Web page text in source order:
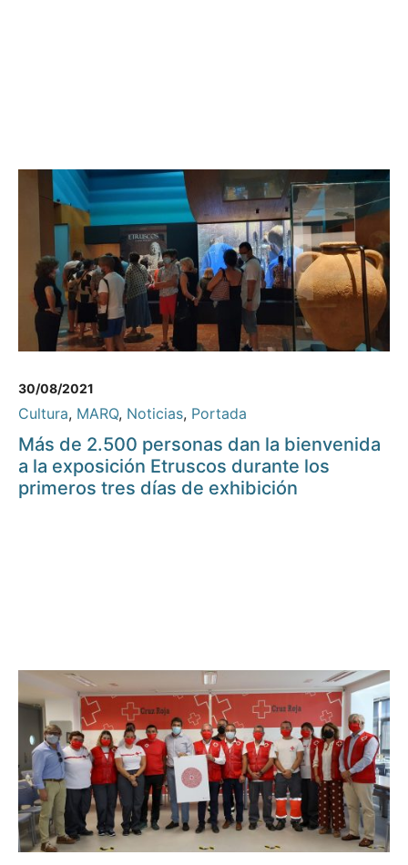
30/08/2021
Cultura, MARQ, Noticias, Portada
Más de 2.500 personas dan la bienvenida
a la exposición Etruscos durante los
primeros tres días de exhibición